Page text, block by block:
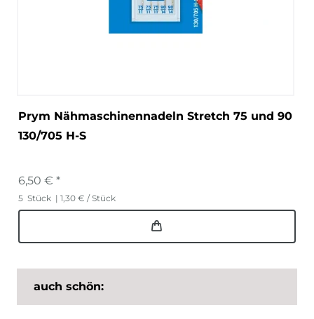
Prym Nähmaschinennadeln Stretch 75 und 90
130/705 H-S
6,50 € *
5 Stück | 1,30 € / Stück
auch schön: